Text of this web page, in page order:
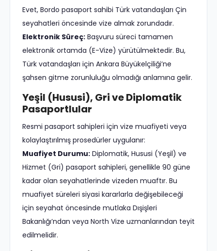
Evet, Bordo pasaport sahibi Türk vatandaşları Çin
seyahatleri öncesinde vize almak zorundadır.
Elektronik Süreç: Başvuru süreci tamamen
elektronik ortamda (E-Vize) yürütülmektedir. Bu,
Türk vatandaşları için Ankara Büyükelçiliği’ne
şahsen gitme zorunluluğu olmadığı anlamına gelir.
Yeşil (Hususi), Gri ve Diplomatik
Pasaportlular
Resmi pasaport sahipleri için vize muafiyeti veya
kolaylaştırılmış prosedürler uygulanır:
Muafiyet Durumu: Diplomatik, Hususi (Yeşil) ve
Hizmet (Gri) pasaport sahipleri, genellikle 90 güne
kadar olan seyahatlerinde vizeden muaftır. Bu
muafiyet süreleri siyasi kararlarla değişebileceği
için seyahat öncesinde mutlaka Dışişleri
Bakanlığı’ndan veya North Vize uzmanlarından teyit
edilmelidir.